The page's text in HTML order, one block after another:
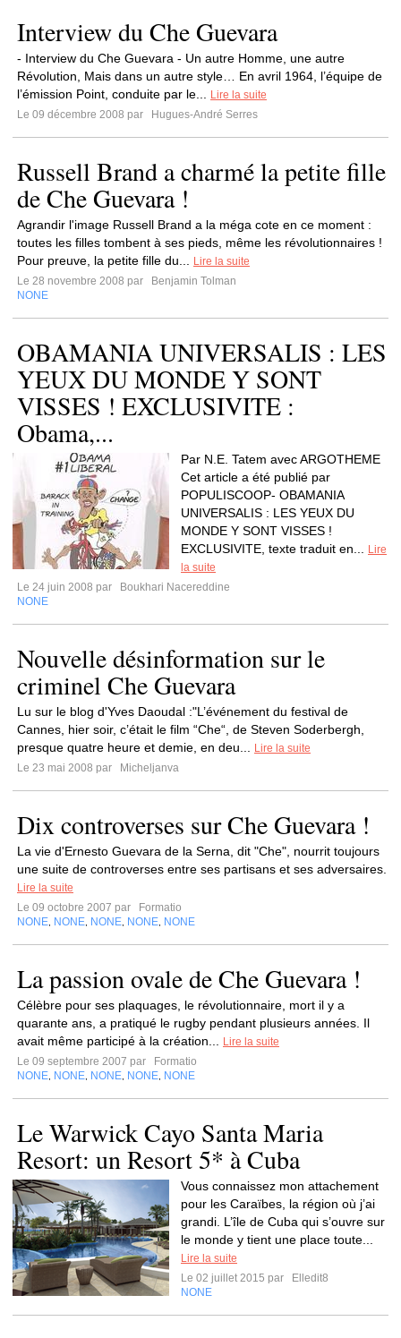
Interview du Che Guevara
- Interview du Che Guevara - Un autre Homme, une autre
Révolution, Mais dans un autre style… En avril 1964, l’équipe de
l’émission Point, conduite par le...
Lire la suite
Le 09 décembre 2008 par
Hugues-André Serres
Russell Brand a charmé la petite fille
de Che Guevara !
Agrandir l'image Russell Brand a la méga cote en ce moment :
toutes les filles tombent à ses pieds, même les révolutionnaires !
Pour preuve, la petite fille du...
Lire la suite
Le 28 novembre 2008 par
Benjamin Tolman
NONE
OBAMANIA UNIVERSALIS : LES
YEUX DU MONDE Y SONT
VISSES ! EXCLUSIVITE :
Obama,...
Par N.E. Tatem avec ARGOTHEME
Cet article a été publié par
POPULISCOOP- OBAMANIA
UNIVERSALIS : LES YEUX DU
MONDE Y SONT VISSES !
EXCLUSIVITE, texte traduit en...
Lire
la suite
Le 24 juin 2008 par
Boukhari Nacereddine
NONE
Nouvelle désinformation sur le
criminel Che Guevara
Lu sur le blog d'Yves Daoudal :"L’événement du festival de
Cannes, hier soir, c’était le film “Che“, de Steven Soderbergh,
presque quatre heure et demie, en deu...
Lire la suite
Le 23 mai 2008 par
Micheljanva
Dix controverses sur Che Guevara !
La vie d'Ernesto Guevara de la Serna, dit "Che", nourrit toujours
une suite de controverses entre ses partisans et ses adversaires.
Lire la suite
Le 09 octobre 2007 par
Formatio
NONE NONE NONE NONE NONE
La passion ovale de Che Guevara !
Célèbre pour ses plaquages, le révolutionnaire, mort il y a
quarante ans, a pratiqué le rugby pendant plusieurs années. Il
avait même participé à la création...
Lire la suite
Le 09 septembre 2007 par
Formatio
NONE NONE NONE NONE NONE
Le Warwick Cayo Santa Maria
Resort: un Resort 5* à Cuba
Vous connaissez mon attachement
pour les Caraïbes, la région où j’ai
grandi. L’île de Cuba qui s’ouvre sur
le monde y tient une place toute...
Lire la suite
Le 02 juillet 2015 par
Elledit8
NONE